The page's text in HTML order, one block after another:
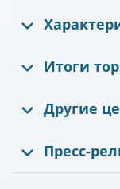
Итоги
Другие
Пресс-